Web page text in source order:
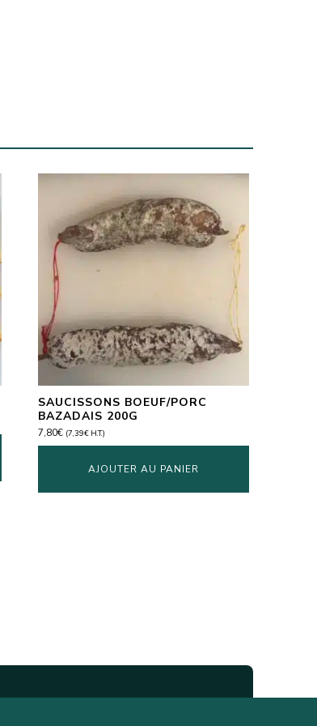
SAUCISSONS BOEUF/PORC
BAZADAIS 200G
7,80€ (7,39€H.T.)
AJOUTER AU PANIER
mois et une recette !